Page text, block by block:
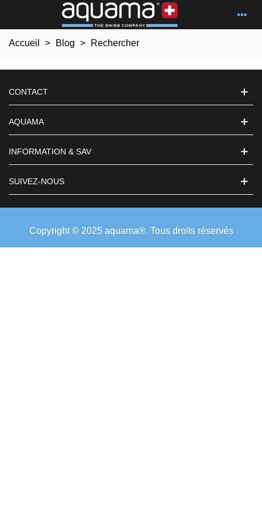
Accueil > Blog > Rechercher
CONTACT
AQUAMA
INFORMATION & SAV
SUIVEZ-NOUS
Copyright © 2025 aquama®. Tous droits réservés